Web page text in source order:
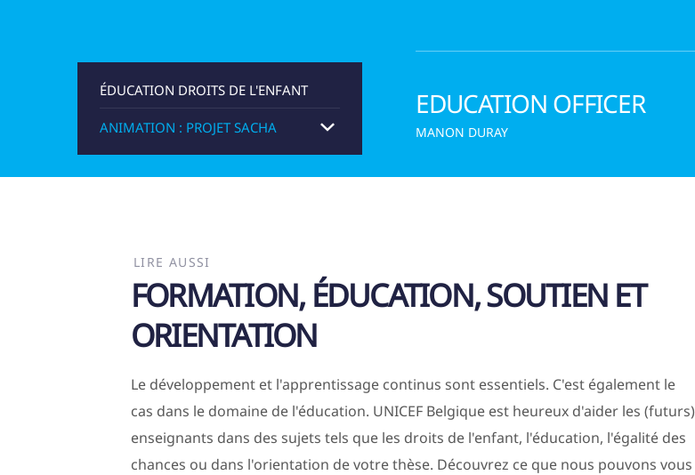
ÉDUCATION DROITS DE L'ENFANT
ANIMATION : PROJET SACHA
EDUCATION OFFICER
MANON DURAY
LIRE AUSSI
FORMATION, ÉDUCATION, SOUTIEN ET
ORIENTATION
Le développement et l'apprentissage continus sont essentiels. C'est également le
cas dans le domaine de l'éducation. UNICEF Belgique est heureux d'aider les (futurs)
enseignants dans des sujets tels que les droits de l'enfant, l'éducation, l'égalité des
chances ou dans l'orientation de votre thèse. Découvrez ce que nous pouvons vous